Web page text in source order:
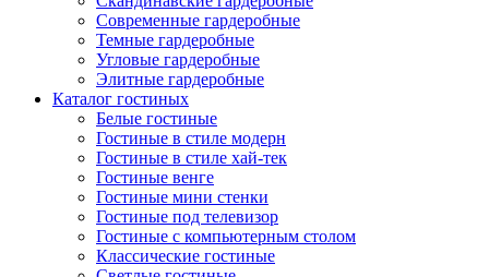
Современные гардеробные
Темные гардеробные
Угловые гардеробные
Элитные гардеробные
Каталог гостиных
Белые гостиные
Гостиные в стиле модерн
Гостиные в стиле хай-тек
Гостиные венге
Гостиные мини стенки
Гостиные под телевизор
Гостиные с компьютерным столом
Классические гостиные